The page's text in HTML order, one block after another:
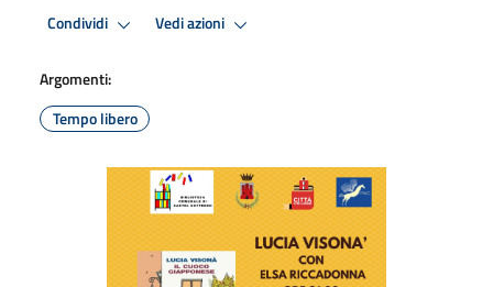
Condividi Vedi azioni
Argomenti:
Tempo libero